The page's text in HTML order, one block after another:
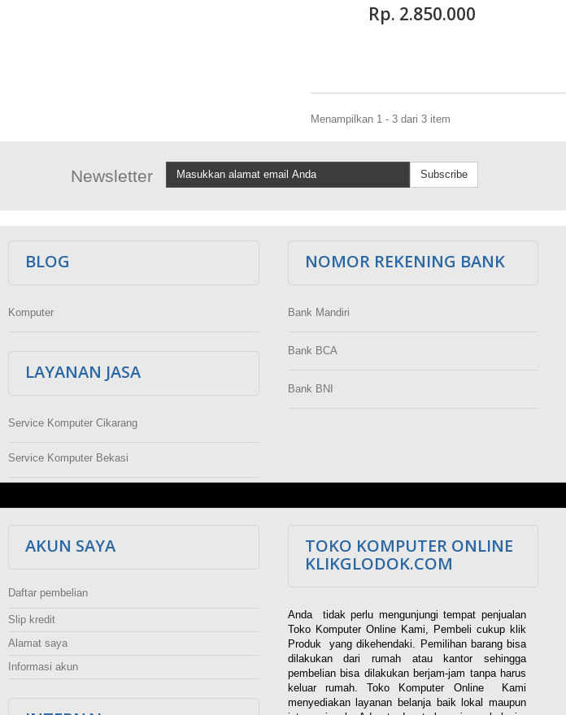
Rp‎. 2.850.000
Menampilkan 1 - 3 dari 3 item
Newsletter Subscribe
BLOG
Komputer
LAYANAN JASA
Service Komputer Cikarang
Service Komputer Bekasi
NOMOR REKENING BANK
Bank Mandiri
Bank BCA
Bank BNI
AKUN SAYA
Daftar pembelian
Slip kredit
Alamat saya
Informasi akun
TOKO KOMPUTER ONLINE
KLIKGLODOK.COM
Anda tidak perlu mengunjungi tempat penjualan
Toko Komputer Online Kami, Pembeli cukup klik
Produk yang dikehendaki. Pemilihan barang bisa
dilakukan dari rumah atau kantor sehingga
pembelian bisa dilakukan berjam-jam tanpa harus
keluar rumah. Toko Komputer Online Kami
menyediakan layanan belanja baik lokal maupun